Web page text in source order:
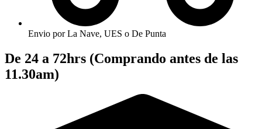
Envio por La Nave, UES o De Punta
De 24 a 72hrs (Comprando antes de las
11.30am)